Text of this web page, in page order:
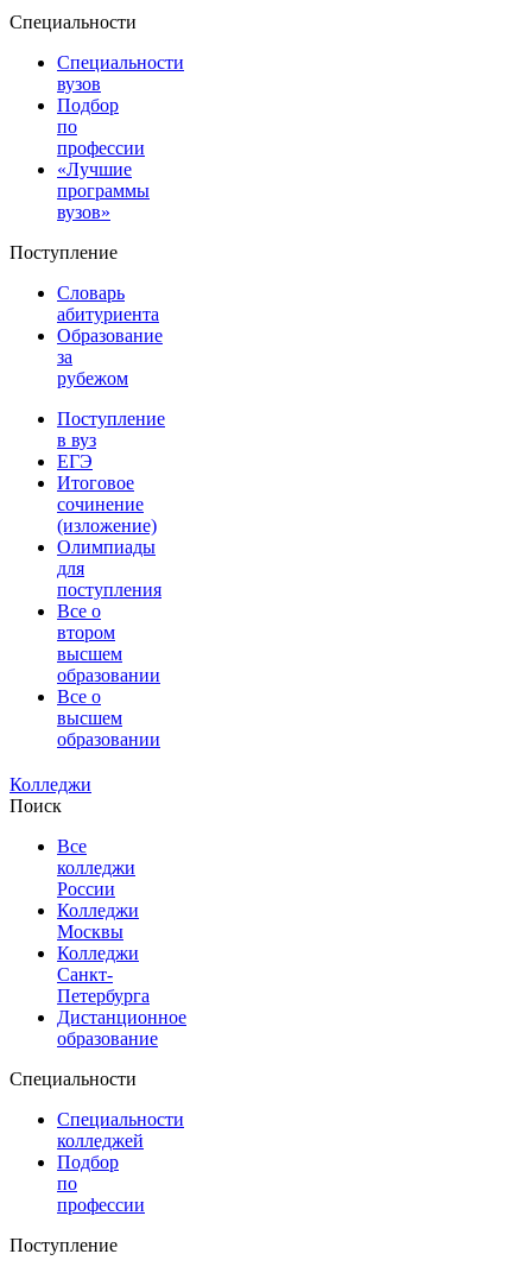
Специальности
Специальности
вузов
Подбор
по
профессии
«Лучшие
программы
вузов»
Поступление
Словарь
абитуриента
Образование
за
рубежом
Поступление
в вуз
ЕГЭ
Итоговое
сочинение
(изложение)
Олимпиады
для
поступления
Все о
втором
высшем
образовании
Все о
высшем
образовании
Колледжи
Поиск
Все
колледжи
России
Колледжи
Москвы
Колледжи
Санкт-
Петербурга
Дистанционное
образование
Специальности
Специальности
колледжей
Подбор
по
профессии
Поступление